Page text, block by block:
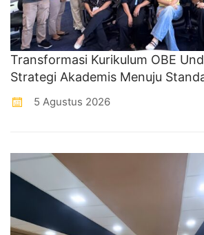
Transformasi Kurikulum OBE
Strategi Akademis Menuju
5 Agustus 2026